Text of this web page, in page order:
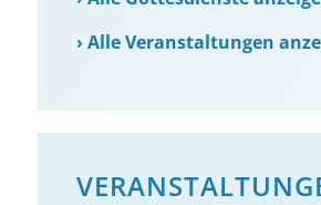
›Alle Veranstaltungen